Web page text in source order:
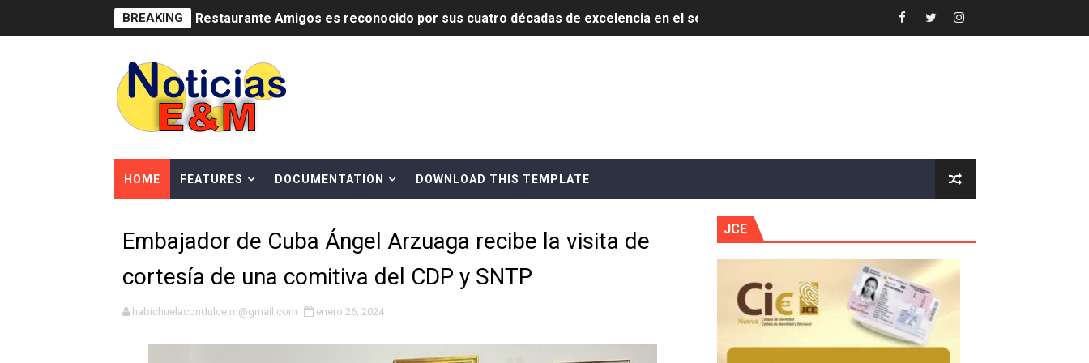
BREAKING Restaurante Amigos es reconocido por sus cuatro décadas de excelencia en el sector gastronómico
SNS y el SRSO actualizan Manual de Comunicación Interna y Externa para fortalecer gestión comunicacional en salud
Osiris de León responde a Roberto Tineo y a Yeisy por sus críticas destempladas sobre Presa de Guaiguí: "Es ignorancia supina"
DGPCF: 55 años sembrando desarrollo y fortaleciendo la frontera dominicana
Operativo interagencial frena delitos ambientales y recupera terrenos en zonas protegidas del país
-Propeep y Gestión Presidencial encabezan entrega compensación a comerciantes impactados por la obra vial, en cumplimiento de un
Ministerio de Defensa siembra esperanza y protege el agua mediante Jornada de Reforestación en Manabao
MICM y CECCOM retienen 213,355 galones de combustibles y 46 millones de mercancías en lo que va de año
Bienes Nacionales recauda más de RD 57 millones en segunda subasta pública del año
HOME FEATURES DOCUMENTATION DOWNLOAD THIS TEMPLATE
Embajador de Cuba Ángel Arzuaga recibe la visita de
cortesía de una comitiva del CDP y SNTP
habichuelacondulce.m@gmail.com enero 26, 2024
JCE